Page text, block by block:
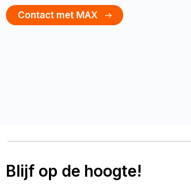
Contact met MAX
Blijf op de hoogte!